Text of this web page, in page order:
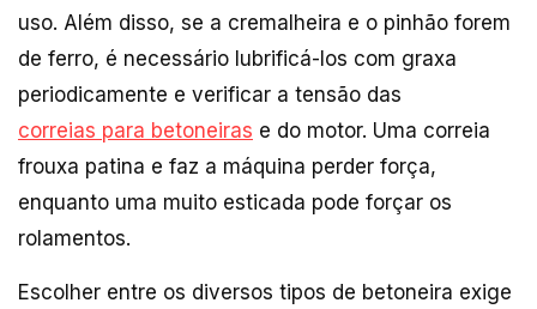
uso. Além disso, se a cremalheira e o pinhão forem
de ferro, é necessário lubrificá-los com graxa
periodicamente e verificar a tensão das
correias para betoneiras e do motor. Uma correia
frouxa patina e faz a máquina perder força,
enquanto uma muito esticada pode forçar os
rolamentos.
Escolher entre os diversos tipos de betoneira exige